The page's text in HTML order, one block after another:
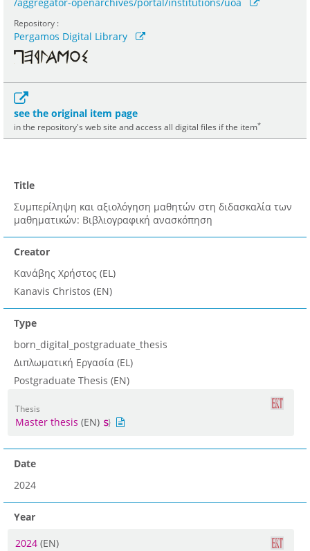
Repository :
Pergamos Digital Library
see the original item page
in the repository's web site and access all digital files if the item*
Title
Συμπερίληψη και αξιολόγηση μαθητών στη διδασκαλία των
μαθηματικών: Βιβλιογραφική ανασκόπηση
Creator
Κανάβης Χρήστος (EL)
Kanavis Christos (EN)
Type
born_digital_postgraduate_thesis
Διπλωματική Εργασία (EL)
Postgraduate Thesis (EN)
Thesis
Master thesis (EN)
Date
2024
Year
2024 (EN)